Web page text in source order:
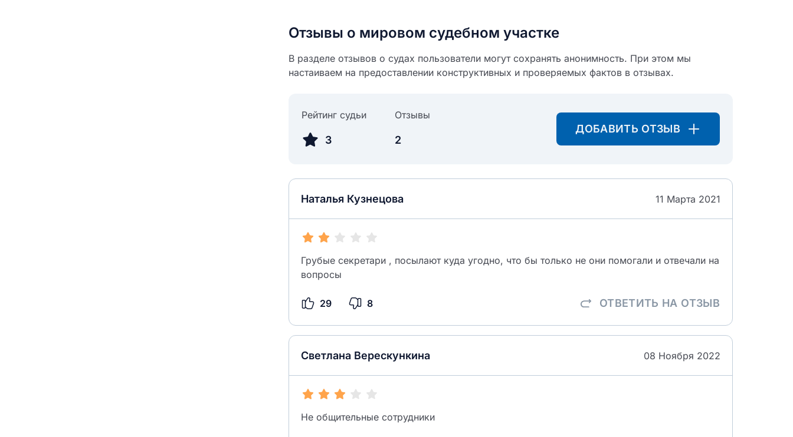
Отзывы о мировом судебном участке
В разделе отзывов о судах пользователи могут сохранять анонимность. При этом мы
настаиваем на предоставлении конструктивных и проверяемых фактов в отзывах.
Рейтинг судьи
3
Отзывы
2
ДОБАВИТЬ ОТЗЫВ
Наталья Кузнецова 11 Марта 2021
Грубые секретари , посылают куда угодно, что бы только не они помогали и отвечали на
вопросы
29 8 ОТВЕТИТЬ НА ОТЗЫВ
Светлана Верескункина 08 Ноября 2022
Не общительные сотрудники